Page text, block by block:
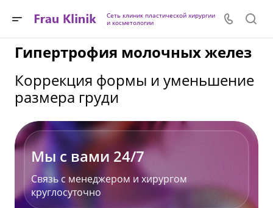
Сеть клиник пластической хирургии
и косметологии
Гипертрофия молочных желез
Коррекция формы и уменьшение
размера груди
Мы с вами 24/7
Связь с менеджером и хирургом
круглосуточно